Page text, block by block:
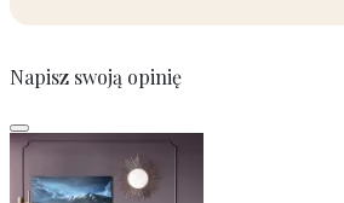
Napisz swoją opinię